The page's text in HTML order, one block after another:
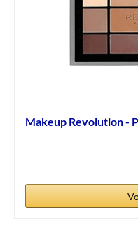
Makeup Revolution -